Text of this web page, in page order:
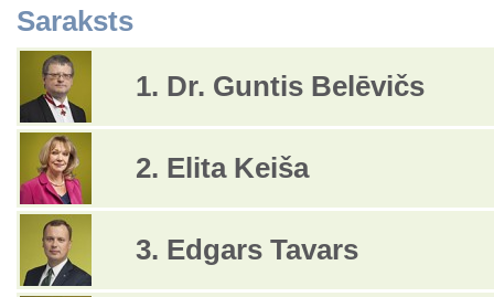
Saraksts
1. Dr. Guntis Belēvičs
2. Elita Keiša
3. Edgars Tavars